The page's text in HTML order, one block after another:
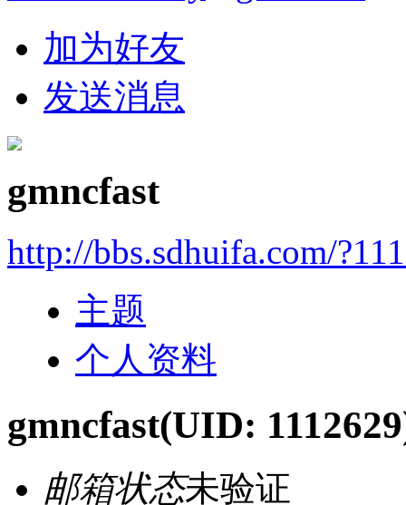
加为好友
发送消息
gmncfast
http://bbs.sdhuifa.com/
主题
个人资料
gmncfast(UID:
邮箱状态未验证